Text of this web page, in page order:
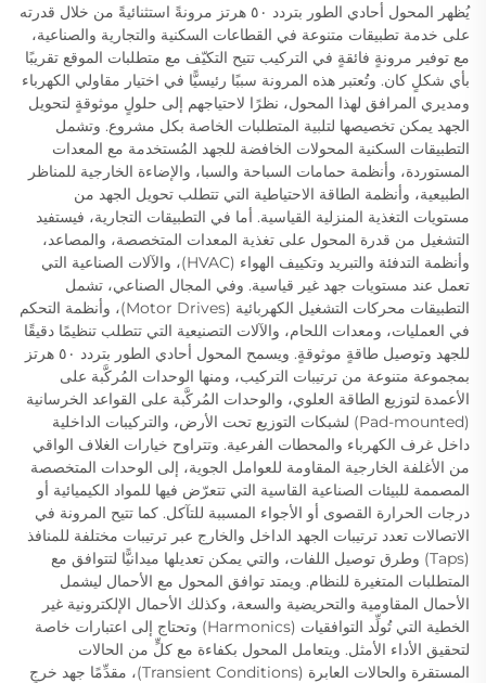
يُظهر المحول أحادي الطور بتردد ٥٠ هرتز مرونةً استثنائيةً من خلال قدرته
على خدمة تطبيقات متنوعة في القطاعات السكنية والتجارية والصناعية،
مع توفير مرونةٍ فائقةٍ في التركيب تتيح التكيّف مع متطلبات الموقع تقريبًا
بأي شكلٍ كان. وتُعتبر هذه المرونة سببًا رئيسيًّا في اختيار مقاولي الكهرباء
ومديري المرافق لهذا المحول، نظرًا لاحتياجهم إلى حلولٍ موثوقةٍ لتحويل
الجهد يمكن تخصيصها لتلبية المتطلبات الخاصة بكل مشروع. وتشمل
التطبيقات السكنية المحولات الخافضة للجهد المُستخدمة مع المعدات
المستوردة، وأنظمة حمامات السباحة والسبا، والإضاءة الخارجية للمناظر
الطبيعية، وأنظمة الطاقة الاحتياطية التي تتطلب تحويل الجهد من
مستويات التغذية المنزلية القياسية. أما في التطبيقات التجارية، فيستفيد
التشغيل من قدرة المحول على تغذية المعدات المتخصصة، والمصاعد،
وأنظمة التدفئة والتبريد وتكييف الهواء (HVAC)، والآلات الصناعية التي
تعمل عند مستويات جهد غير قياسية. وفي المجال الصناعي، تشمل
التطبيقات محركات التشغيل الكهربائية (Motor Drives)، وأنظمة التحكم
في العمليات، ومعدات اللحام، والآلات التصنيعية التي تتطلب تنظيمًا دقيقًا
للجهد وتوصيل طاقةٍ موثوقةٍ. ويسمح المحول أحادي الطور بتردد ٥٠ هرتز
بمجموعة متنوعة من ترتيبات التركيب، ومنها الوحدات المُركَّبة على
الأعمدة لتوزيع الطاقة العلوي، والوحدات المُركَّبة على القواعد الخرسانية
(Pad-mounted) لشبكات التوزيع تحت الأرض، والتركيبات الداخلية
داخل غرف الكهرباء والمحطات الفرعية. وتتراوح خيارات الغلاف الواقي
من الأغلفة الخارجية المقاومة للعوامل الجوية، إلى الوحدات المتخصصة
المصممة للبيئات الصناعية القاسية التي تتعرّض فيها للمواد الكيميائية أو
درجات الحرارة القصوى أو الأجواء المسببة للتآكل. كما تتيح المرونة في
الاتصالات تعدد ترتيبات الجهد الداخل والخارج عبر ترتيبات مختلفة للمنافذ
(Taps) وطرق توصيل اللفات، والتي يمكن تعديلها ميدانيًّا لتتوافق مع
المتطلبات المتغيرة للنظام. ويمتد توافق المحول مع الأحمال ليشمل
الأحمال المقاومية والتحريضية والسعة، وكذلك الأحمال الإلكترونية غير
الخطية التي تُولِّد التوافقيات (Harmonics) وتحتاج إلى اعتبارات خاصة
لتحقيق الأداء الأمثل. ويتعامل المحول بكفاءة مع كلٍّ من الحالات
المستقرة والحالات العابرة (Transient Conditions)، مقدِّمًا جهد خرجٍ